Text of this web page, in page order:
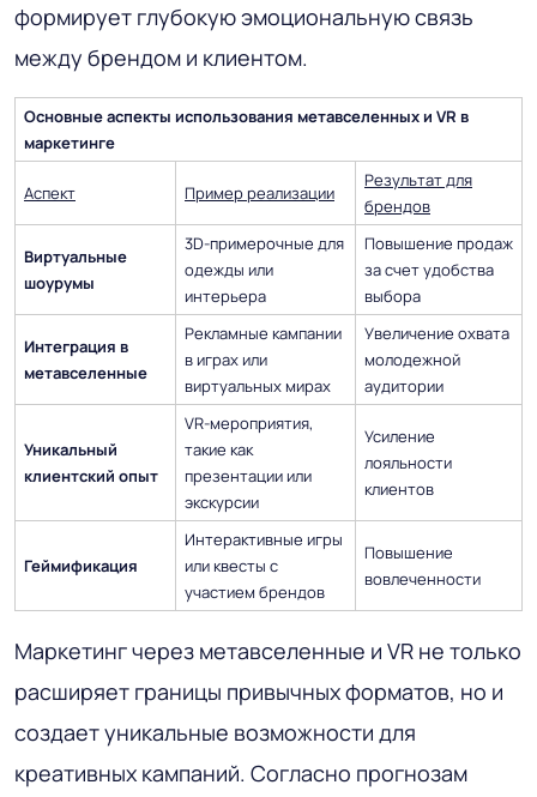
формирует глубокую эмоциональную связь
между брендом и клиентом.
Основные аспекты использования метавселенных и VR в
маркетинге
Аспект Пример реализации
Результат для
брендов
Виртуальные
шоурумы
3D-примерочные для
одежды или
интерьера
Повышение продаж
за счет удобства
выбора
Интеграция в
метавселенные
Рекламные кампании
в играх или
виртуальных мирах
Увеличение охвата
молодежной
аудитории
Уникальный
клиентский опыт
VR-мероприятия,
такие как
презентации или
экскурсии
Усиление
лояльности
клиентов
Геймификация
Интерактивные игры
или квесты с
участием брендов
Повышение
вовлеченности
Маркетинг через метавселенные и VR не только
расширяет границы привычных форматов, но и
создает уникальные возможности для
креативных кампаний. Согласно прогнозам